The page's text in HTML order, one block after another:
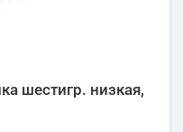
шестигр. низкая,